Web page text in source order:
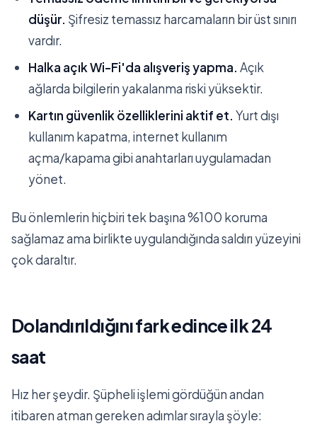
düşür. Şifresiz temassız harcamaların bir üst sınırı
vardır.
Halka açık Wi-Fi'da alışveriş yapma. Açık
ağlarda bilgilerin yakalanma riski yüksektir.
Kartın güvenlik özelliklerini aktif et. Yurt dışı
kullanım kapatma, internet kullanım
açma/kapama gibi anahtarları uygulamadan
yönet.
Bu önlemlerin hiçbiri tek başına %100 koruma
sağlamaz ama birlikte uygulandığında saldırı yüzeyini
çok daraltır.
Dolandırıldığını fark edince ilk 24
saat
Hız her şeydir. Şüpheli işlemi gördüğün andan
itibaren atman gereken adımlar sırayla şöyle: